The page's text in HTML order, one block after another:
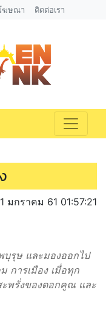
ฆษณา ติดต่อเรา
มกราคม 61 01:57:21
บุรุษ และมองออกไป
การเมือง เมื่อทุก
ะพรั่งของดอกคูณ และ